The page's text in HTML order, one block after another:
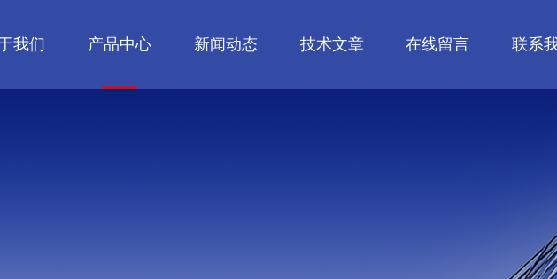
我们 产品中心 新闻动态 技术文章 在线留言 联系